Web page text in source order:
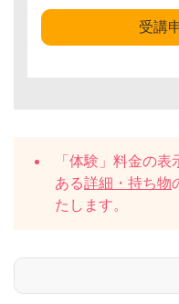
受講
「体験」料金の
ある詳細・持ち物
たします。